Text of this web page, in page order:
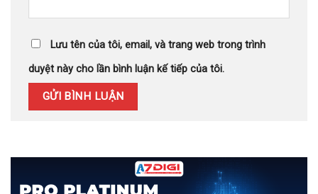
Lưu tên của tôi, email, và trang web trong trình
duyệt này cho lần bình luận kế tiếp của tôi.